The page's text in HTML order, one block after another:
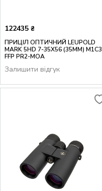
122435 ₴
ПРИЦІЛ ОПТИЧНИЙ LEUPOLD
MARK 5HD 7-35X56 (35MM) M1C3
FFP PR2-MOA
Залишити відгук